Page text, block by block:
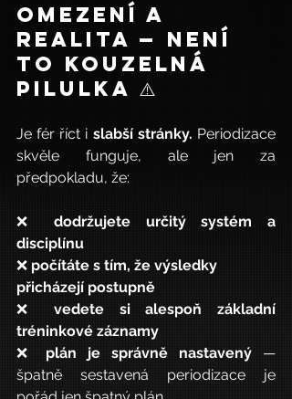
Omezení a
realita — není
to kouzelná
pilulka ⚠️
Je fér říct i slabší stránky. Periodizace
skvěle funguje, ale jen za
předpokladu, že:
❌ dodržujete určitý systém a
disciplínu
❌ počítáte s tím, že výsledky
přicházejí postupně
❌ vedete si alespoň základní
tréninkové záznamy
❌ plán je správně nastavený —
špatně sestavená periodizace je